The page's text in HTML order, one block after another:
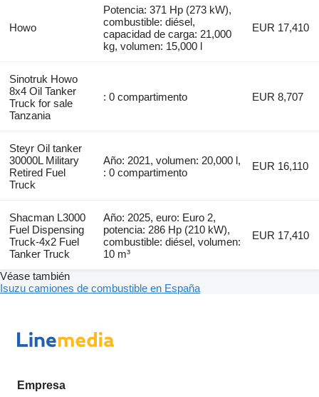
Howo
Potencia: 371 Hp (273 kW),
combustible: diésel,
capacidad de carga: 21,000
kg, volumen: 15,000 l
EUR 17,410
Sinotruk Howo
8x4 Oil Tanker
Truck for sale
Tanzania
: 0 compartimento EUR 8,707
Steyr Oil tanker
30000L Military
Retired Fuel
Truck
Año: 2021, volumen: 20,000 l,
: 0 compartimento
EUR 16,110
Shacman L3000
Fuel Dispensing
Truck-4x2 Fuel
Tanker Truck
Año: 2025, euro: Euro 2,
potencia: 286 Hp (210 kW),
combustible: diésel, volumen:
10 m³
EUR 17,410
Véase también
Isuzu camiones de combustible en España
Empresa